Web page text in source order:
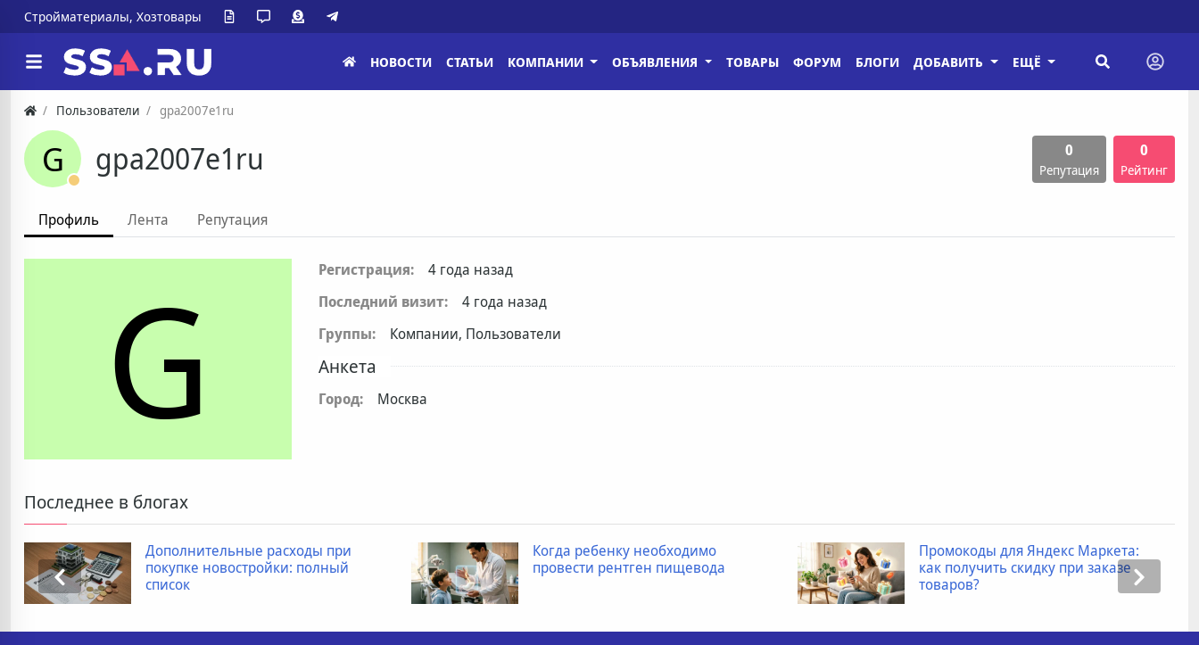
Стройматериалы, Хозтовары
НОВОСТИ СТАТЬИ КОМПАНИИ ОБЪЯВЛЕНИЯ ТОВАРЫ ФОРУМ БЛОГИ ДОБАВИТЬ ЕЩЁ
Пользователи gpa2007e1ru
G gpa2007e1ru 0
Репутация
0
Рейтинг
Профиль Лента Репутация
G Регистрация:
4 года назад
Последний визит:
4 года назад
Группы:
Компании, Пользователи
Анкета
Город: Москва
Последнее в блогах
Дополнительные расходы при
покупке новостройки: полный
список
Когда ребенку необходимо
провести рентген пищевода
Промокоды для Яндекс Маркета:
как получить скидку при заказе
товаров?